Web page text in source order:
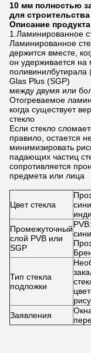
10 мм полностью
для
Описание продукта
1.Ламинированное
Ламинированное
держится вместе,
он удерживается
Glas Plus (SGP)
между двумя или
Отогреваемое
когда существует
стекло
Если стекло
правило, остается
минимизировать
падающих частиц
сопротивляется
предмета или лица
Цвет стекла
Промежуточный
слой PVB или
SGP
Тип стекла
подложки
Заявления